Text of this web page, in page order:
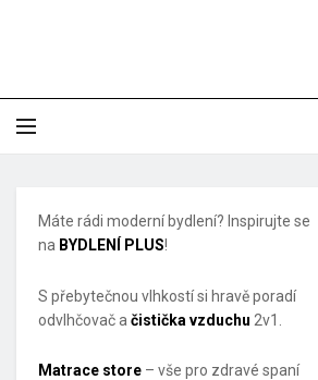
Máte rádi moderní bydlení? Inspirujte se
na BYDLENÍ PLUS!
S přebytečnou vlhkostí si hravě poradí
odvlhčovač a čistička vzduchu 2v1.
Matrace store – vše pro zdravé spaní